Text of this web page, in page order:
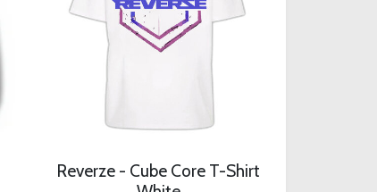
Reverze - Cube Core T-Shirt